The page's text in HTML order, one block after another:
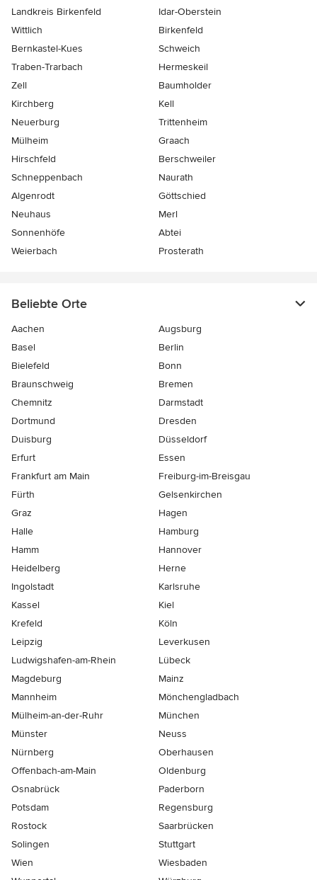
Landkreis Birkenfeld
Idar-Oberstein
Wittlich
Birkenfeld
Bernkastel-Kues
Schweich
Traben-Trarbach
Hermeskeil
Zell
Baumholder
Kirchberg
Kell
Neuerburg
Trittenheim
Mülheim
Graach
Hirschfeld
Berschweiler
Schneppenbach
Naurath
Algenrodt
Göttschied
Neuhaus
Merl
Sonnenhöfe
Abtei
Weierbach
Prosterath
Beliebte Orte
Aachen
Augsburg
Basel
Berlin
Bielefeld
Bonn
Braunschweig
Bremen
Chemnitz
Darmstadt
Dortmund
Dresden
Duisburg
Düsseldorf
Erfurt
Essen
Frankfurt am Main
Freiburg-im-Breisgau
Fürth
Gelsenkirchen
Graz
Hagen
Halle
Hamburg
Hamm
Hannover
Heidelberg
Herne
Ingolstadt
Karlsruhe
Kassel
Kiel
Krefeld
Köln
Leipzig
Leverkusen
Ludwigshafen-am-Rhein
Lübeck
Magdeburg
Mainz
Mannheim
Mönchen­gladbach
Mülheim-an-der-Ruhr
München
Münster
Neuss
Nürnberg
Oberhausen
Offenbach-am-Main
Oldenburg
Osnabrück
Paderborn
Potsdam
Regensburg
Rostock
Saarbrücken
Solingen
Stuttgart
Wien
Wiesbaden